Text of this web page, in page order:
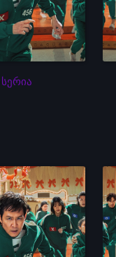
სერია